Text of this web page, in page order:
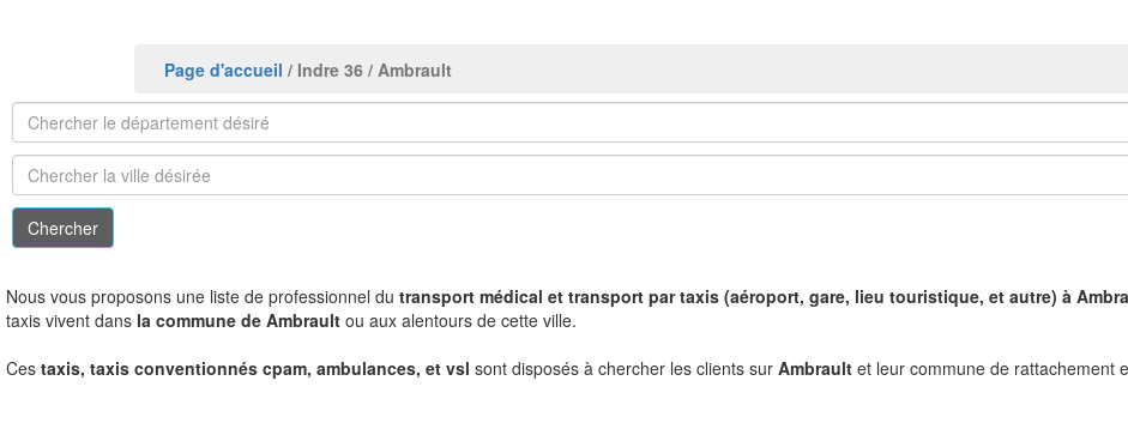
Page d'accueil / Indre 36 / Ambrault
Nous vous proposons une liste de professionnel du transport médical et transport par taxis (aéroport, gare, lieu touristique, et autre) à
taxis vivent dans la commune de Ambrault ou aux alentours de cette ville.
Ces taxis, taxis conventionnés cpam, ambulances, et vsl sont disposés à chercher les clients sur Ambrault et leur commune de rattachement